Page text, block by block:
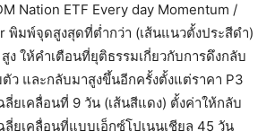
Nation ETF Every day Momentum /
พิมพ์จุดสูงสุดที่ต่ำกว่า (เส้นแนวตั้งประสีดำ)
ง ให้คำเตือนที่ยุติธรรมเกี่ยวกับการดึงกลับ
ตัว และกลับมาสูงขึ้นอีกครั้งตั้งแต่ราคา P3
ยเคลื่อนที่ 9 วัน (เส้นสีแดง) ตั้งค่าให้กลับ
ลี่ยเคลื่อนที่แบบเอ็กซ์โปเนนเชียล 45 วัน